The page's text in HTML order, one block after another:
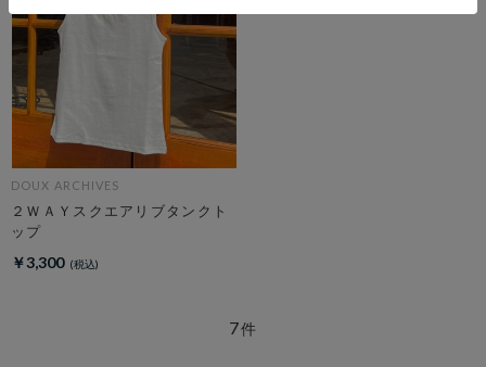
DOUX ARCHIVES
２ＷＡＹスクエアリブタンクト
ップ
￥3,300
7件